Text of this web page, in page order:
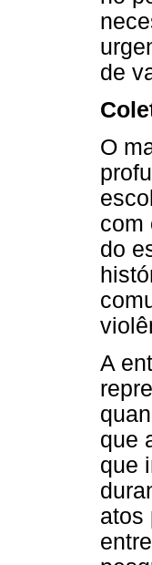
de
O
com
do
A
que
que
atos